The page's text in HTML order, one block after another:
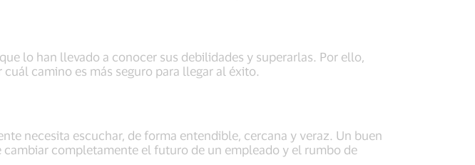
lo han llevado a conocer sus debilidades y superarlas. Por ello,
camino es más seguro para llegar al éxito.
necesita escuchar, de forma entendible, cercana y veraz. Un buen
completamente el futuro de un empleado y el rumbo de